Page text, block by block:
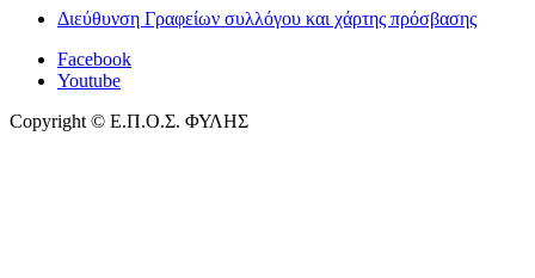
Διεύθυνση Γραφείων συλλόγου και χάρτης πρόσβασης
Facebook
Youtube
Copyright © Ε.Π.Ο.Σ. ΦΥΛΗΣ